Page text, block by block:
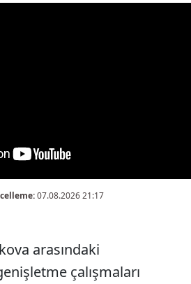
07.08.2026 21:17
arasındaki
çalışmaları